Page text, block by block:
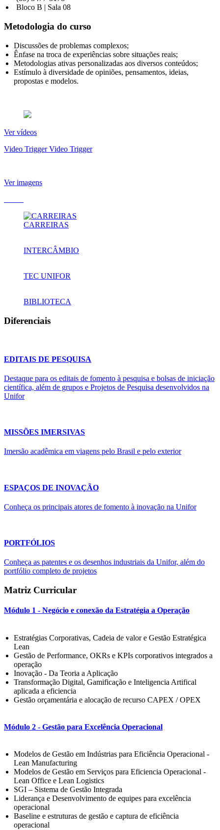
Bloco B | Sala 08
Metodologia do curso
Discussões de problemas complexos;
Ênfase na troca de experiências sobre situações reais;
Metodologias ativas personalizadas aos diversos conteúdos;
Estímulo à diversidade de opiniões, pensamentos, ideias,
propostas e modelos.
Ver vídeos
Video TriggerVideo Trigger
Ver imagens
CARREIRAS
INTERCÂMBIO
TEC UNIFOR
BIBLIOTECA
Diferenciais
EDITAIS DE PESQUISA
Destaque para os editais de fomento à pesquisa e bolsas de iniciação
científica, além de grupos e Projetos de Pesquisa desenvolvidos na
Unifor
MISSÕES IMERSIVAS
Imersão acadêmica em viagens pelo Brasil e pelo exterior
ESPAÇOS DE INOVAÇÃO
Conheça os principais atores de fomento à inovação na Unifor
PORTFÓLIOS
Conheça as patentes e os desenhos industriais da Unifor, além do
portfólio completo de projetos
Matriz Curricular
Módulo 1 - Negócio e conexão da Estratégia a Operação
Estratégias Corporativas, Cadeia de valor e Gestão Estratégica
Lean
Gestão de Performance, OKRs e KPIs corporativos integrados a
operação
Inovação - Da Teoria a Aplicação
Transformação Digital, Gamificação e Inteligencia Artifical
aplicada a eficiencia
Gestão orçamentária e alocação de recurso CAPEX / OPEX
Módulo 2 - Gestão para Excelência Operacional
Modelos de Gestão em Indústrias para Eficiência Operacional -
Lean Manufacturing
Modelos de Gestão em Serviços para Eficiencia Operacional -
Lean Office e Lean Logistics
SGI – Sistema de Gestão Integrada
Liderança e Desenvolvimento de equipes para excelência
operacional
Baseline e estruturas de gestão e captura de eficiência
operacional